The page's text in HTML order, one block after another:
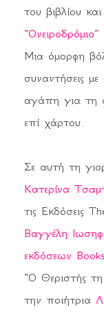
του βιβλίου
“Ονειροδρόμιο”
Μια όμορφη
συναντήσεις
αγάπη για τη
επί χάρτου.
Σε αυτή τη
Κατερίνα
τις Εκδόσεις
Βαγγέλη
εκδόσεων
“Ο Θεριστής
την ποιήτρια